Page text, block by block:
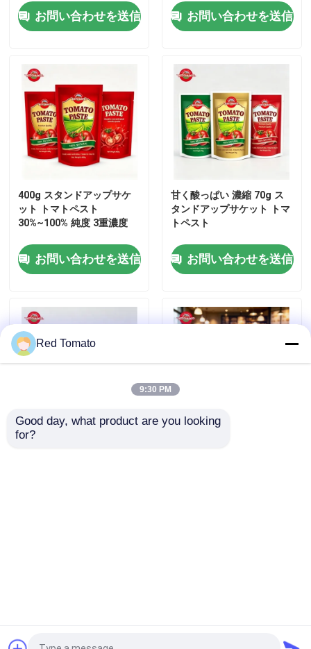
ドラムトマトペースト
トマトパスタ
トマトペストのボトル
サケット・ケチャップ
ミックスベジタブルの缶詰
お問い合わせを送信 お問い合わせを送信
400g スタンドアップサケ
ット トマトペスト
30%~100% 純度 3重濃度
お問い合わせを送信
甘く酸っぱい 濃縮 70g ス
タンドアップサケット トマ
トペスト
お問い合わせを送信
70g ダブル濃縮スタンドア
Red Tomato
9:30 PM
Good day, what product are you looking
for?